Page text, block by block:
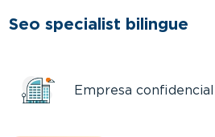
Seo specialist bilingue
Empresa confidencial